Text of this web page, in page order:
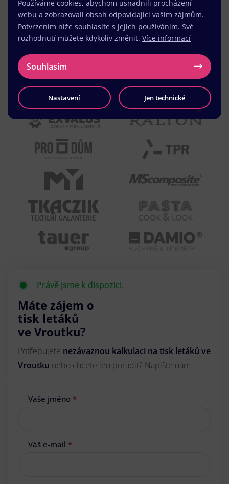
Právě jsme k dispozici.
Máte zájem o
tisk letáků
ve Vroutku?
Potřebujete nezávaznou kalkulaci na tisk letáků ve
Vroutku nebo chcete jen poradit? Napište nám.
Vaše jméno *
Váš e-mail *
Používáme cookies, abychom usnadnili procházení
webu a zobrazovali obsah odpovídající vašim zájmům.
Potvrzením níže souhlasíte s jejich používáním. Své
rozhodnutí můžete kdykoliv změnit. Více informací
Souhlasím
Nastavení Jen technické